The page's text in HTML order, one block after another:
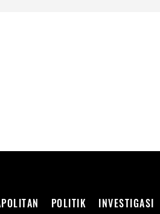
POLITIK INVESTIGASI